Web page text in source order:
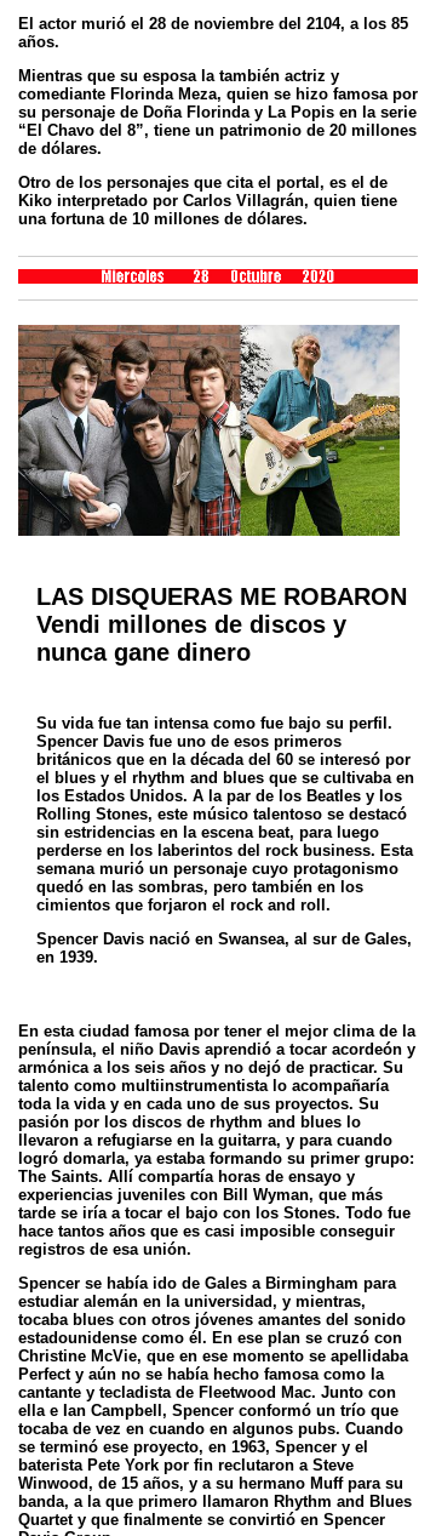
El actor murió el 28 de noviembre del 2104, a los 85
años.
Mientras que su esposa la también actriz y
comediante Florinda Meza, quien se hizo famosa por
su personaje de Doña Florinda y La Popis en la serie
“El Chavo del 8”, tiene un patrimonio de 20 millones
de dólares.
Otro de los personajes que cita el portal, es el de
Kiko interpretado por Carlos Villagrán, quien tiene
una fortuna de 10 millones de dólares.
LAS DISQUERAS ME ROBARON
Vendi millones de discos y
nunca gane dinero
Su vida fue tan intensa como fue bajo su perfil.
Spencer Davis fue uno de esos primeros
británicos que en la década del 60 se interesó por
el blues y el rhythm and blues que se cultivaba en
los Estados Unidos. A la par de los Beatles y los
Rolling Stones, este músico talentoso se destacó
sin estridencias en la escena beat, para luego
perderse en los laberintos del rock business. Esta
semana murió un personaje cuyo protagonismo
quedó en las sombras, pero también en los
cimientos que forjaron el rock and roll.
Spencer Davis nació en Swansea, al sur de Gales,
en 1939.
En esta ciudad famosa por tener el mejor clima de la
península, el niño Davis aprendió a tocar acordeón y
armónica a los seis años y no dejó de practicar. Su
talento como multiinstrumentista lo acompañaría
toda la vida y en cada uno de sus proyectos. Su
pasión por los discos de rhythm and blues lo
llevaron a refugiarse en la guitarra, y para cuando
logró domarla, ya estaba formando su primer grupo:
The Saints. Allí compartía horas de ensayo y
experiencias juveniles con Bill Wyman, que más
tarde se iría a tocar el bajo con los Stones. Todo fue
hace tantos años que es casi imposible conseguir
registros de esa unión.
Spencer se había ido de Gales a Birmingham para
estudiar alemán en la universidad, y mientras,
tocaba blues con otros jóvenes amantes del sonido
estadounidense como él. En ese plan se cruzó con
Christine McVie, que en ese momento se apellidaba
Perfect y aún no se había hecho famosa como la
cantante y tecladista de Fleetwood Mac. Junto con
ella e Ian Campbell, Spencer conformó un trío que
tocaba de vez en cuando en algunos pubs. Cuando
se terminó ese proyecto, en 1963, Spencer y el
baterista Pete York por fin reclutaron a Steve
Winwood, de 15 años, y a su hermano Muff para su
banda, a la que primero llamaron Rhythm and Blues
Quartet y que finalmente se convirtió en Spencer